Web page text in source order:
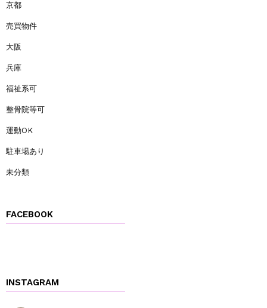
京都
売買物件
大阪
兵庫
福祉系可
整骨院等可
運動OK
駐車場あり
未分類
FACEBOOK
INSTAGRAM